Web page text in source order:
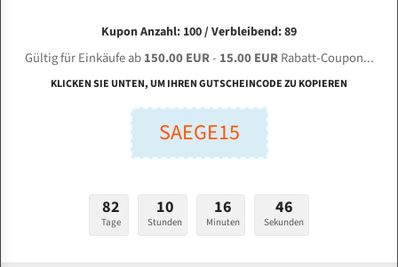
ZHEJIANG CHENDIAO Machinery H - 500 HA für
5110 mm Bi-Metall Bandsägeblätter
Länge (mm):
Stärken + Zahnteilung:
mm
Bi-Metall Meterware
Fleischerei Bandsägeblätter
Bandmesser Glatt Meterware
Konvex Meterware
Kupon Anzahl: 100 / Verbleibend: 89
Gültig für Einkäufe ab150.00 EUR- 15.00 EURRabatt-Coupon...
KLICKEN SIE UNTEN, UM IHREN GUTSCHEINCODE ZU KOPIEREN
SAEGE15
82
Tage
10
Stunden
16
Minuten
45
Sekunden